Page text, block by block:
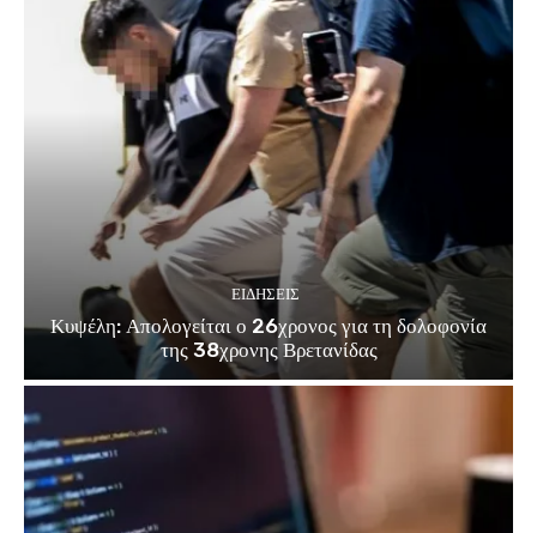
ΕΙΔΗΣΕΙΣ
Κυψέλη: Απολογείται ο 26χρονος για τη δολοφονία
της 38χρονης Βρετανίδας